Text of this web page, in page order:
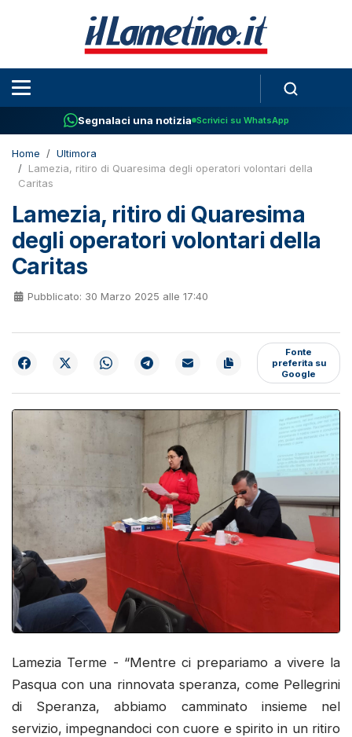
Segnalaci una notizia Scrivici su WhatsApp
Home
Ultimora
Lamezia, ritiro di Quaresima degli operatori volontari della
Caritas
Lamezia, ritiro di Quaresima
degli operatori volontari della
Caritas
Pubblicato: 30 Marzo 2025 alle 17:40
Fonte
preferita su
Google
Lamezia Terme - “Mentre ci prepariamo a vivere la
Pasqua con una rinnovata speranza, come Pellegrini
di Speranza, abbiamo camminato insieme nel
servizio, impegnandoci con cuore e spirito in un ritiro